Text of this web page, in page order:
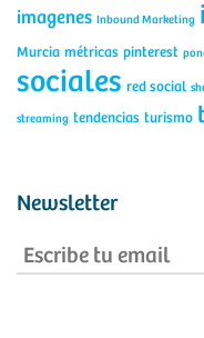
imagenes Inbound Marketing
Murcia métricas pinterest
sociales red social
streaming tendencias turismo
Newsletter